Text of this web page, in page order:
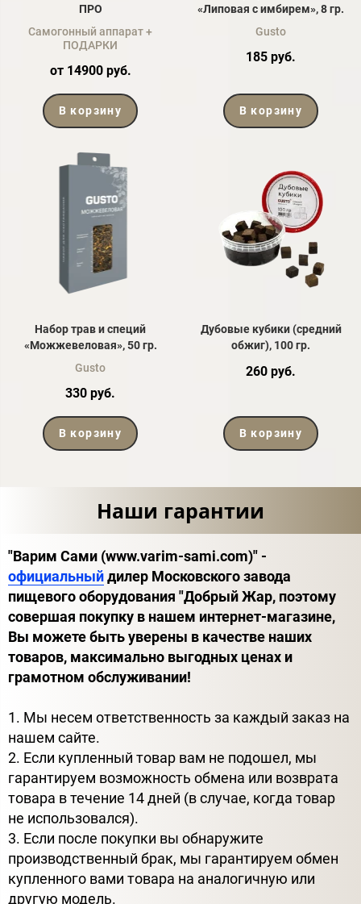
ПРО
Самогонный аппарат +
ПОДАРКИ
от 14900 руб.
В корзину
«Липовая с имбирем», 8 гр.
Gusto
185 руб.
В корзину
Набор трав и специй
«Можжевеловая», 50 гр.
Gusto
330 руб.
В корзину
Дубовые кубики (средний
обжиг), 100 гр.
260 руб.
В корзину
Наши гарантии
"Варим Сами (www.varim-sami.com)" -
официальныйдилер Московского завода
пищевого оборудования "Добрый Жар, поэтому
совершая покупку в нашем интернет-магазине,
Вы можете быть уверены в качестве наших
товаров, максимально выгодных ценах и
грамотном обслуживании!
1. Мы несем ответственность за каждый заказ на
нашем сайте.
2. Если купленный товар вам не подошел, мы
гарантируем возможность обмена или возврата
товара в течение 14 дней (в случае, когда товар
не использовался).
3. Если после покупки вы обнаружите
производственный брак, мы гарантируем обмен
купленного вами товара на аналогичную или
другую модель.